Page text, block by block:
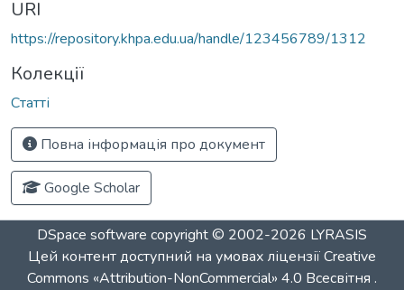
URI
https://repository.khpa.edu.ua/handle/123456789/1312
Колекції
Статті
Повна інформація про документ
Google Scholar
DSpace software copyright © 2002-2026 LYRASIS
Цей контент доступний на умовах ліцензіїCreative
Commons «Attribution-NonCommercial» 4.0 Всесвітня .